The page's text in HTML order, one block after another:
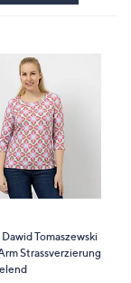
Tomaszewski
Strassverzierung